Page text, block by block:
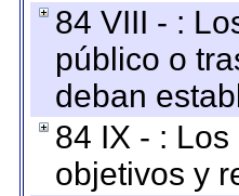
84 VIII - :
público o
deban
84 IX - :
objetivos y